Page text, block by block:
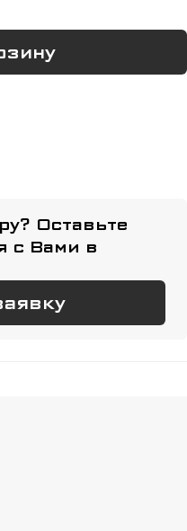
Оставьте
с Вами в